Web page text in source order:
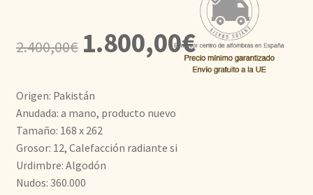
2.400,00€
El
precio
era:
2.400,00€.
1.800,00€El
precio
Origen: Pakistán
Anudada: a mano, producto nuevo
Tamaño: 168 x 262
Grosor: 12, Calefacción radiante si
Urdimbre: Algodón
Nudos: 360.000